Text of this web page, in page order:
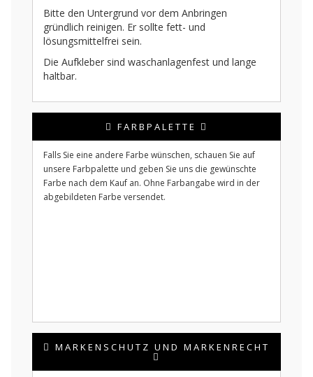
Bitte den Untergrund vor dem Anbringen
gründlich reinigen. Er sollte fett- und
lösungsmittelfrei sein.
Die Aufkleber sind waschanlagenfest und lange
haltbar.
FARBPALETTE
Falls Sie eine andere Farbe wünschen, schauen Sie auf
unsere Farbpalette und geben Sie uns die gewünschte
Farbe nach dem Kauf an. Ohne Farbangabe wird in der
abgebildeten Farbe versendet.
MARKENSCHUTZ UND MARKENRECHT